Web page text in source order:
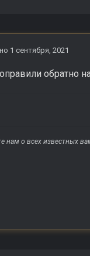
1 сентября, 2021
обратно
нам о всех известных